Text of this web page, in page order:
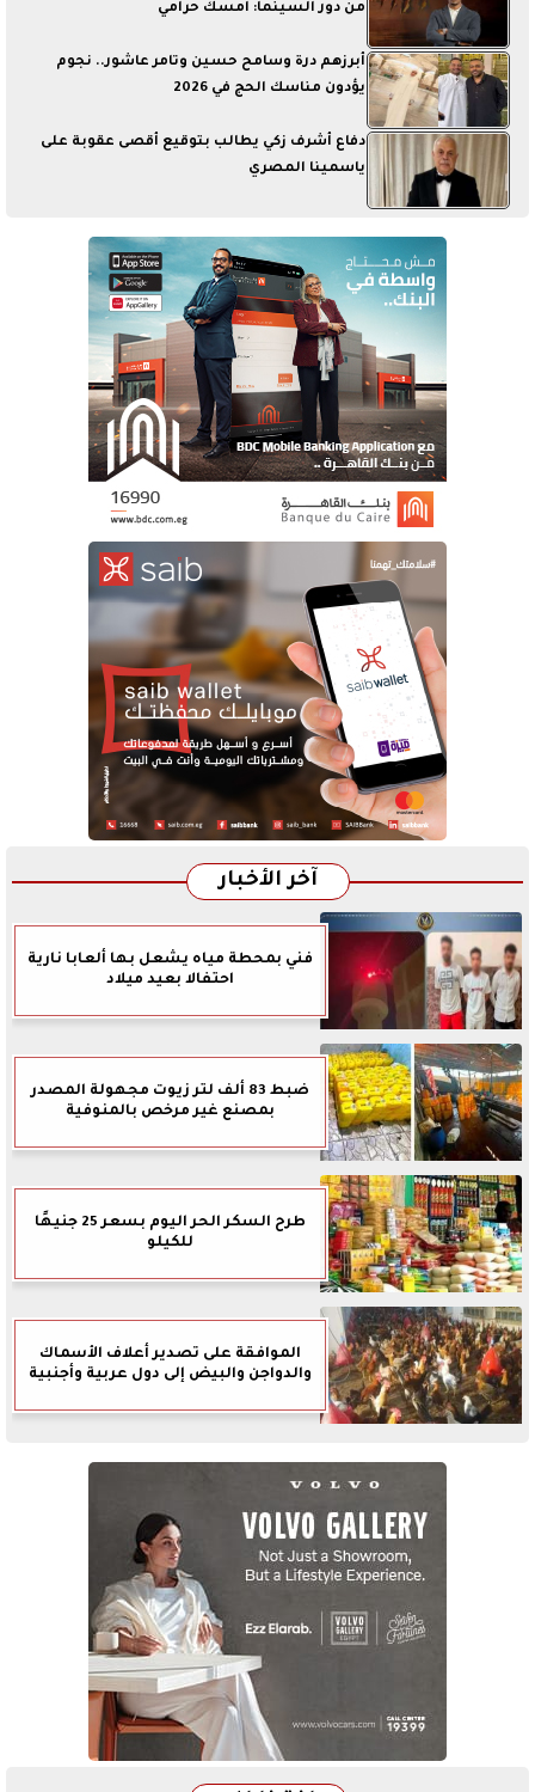
من دور السينما: امسك حرامي
أبرزهم درة وسامح حسين وتامر عاشور.. نجوم
يؤدون مناسك الحج في 2026
دفاع أشرف زكي يطالب بتوقيع أقصى عقوبة على
ياسمينا المصري
آخر الأخبار
فني بمحطة مياه يشعل بها ألعابا نارية
احتفالا بعيد ميلاد
ضبط 83 ألف لتر زيوت مجهولة المصدر
بمصنع غير مرخص بالمنوفية
طرح السكر الحر اليوم بسعر 25 جنيهًا
للكيلو
الموافقة على تصدير أعلاف الأسماك
والدواجن والبيض إلى دول عربية وأجنبية